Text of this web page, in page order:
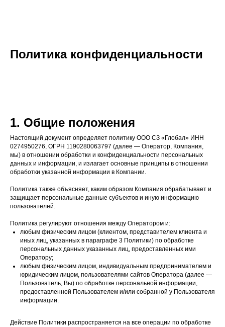
Политика конфиденциальности
1. Общие положения
Настоящий документ определяет политику ООО СЗ «Глобал» ИНН
0274950276, ОГРН 1190280063797 (далее — Оператор, Компания,
мы) в отношении обработки и конфиденциальности персональных
данных и информации, и излагает основные принципы в отношении
обработки указанной информации в Компании.
Политика также объясняет, каким образом Компания обрабатывает и
защищает персональные данные субъектов и иную информацию
пользователей.
Политика регулируют отношения между Оператором и:
любым физическим лицом (клиентом, представителем клиента и
иных лиц, указанных в параграфе 3 Политики) по обработке
персональных данных указанных лиц, предоставленных ими
Оператору;
любым физическим лицом, индивидуальным предпринимателем и
юридическим лицом, пользователями сайтов Оператора (далее —
Пользователь, Вы) по обработке персональной информации,
предоставленной Пользователем и/или собранной у Пользователя
информации.
Действие Политики распространяется на все операции по обработке